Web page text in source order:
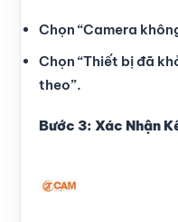
Chọn “Camera
Chọn “Thiết bị đã
theo”.
Bước 3: Xác Nhận